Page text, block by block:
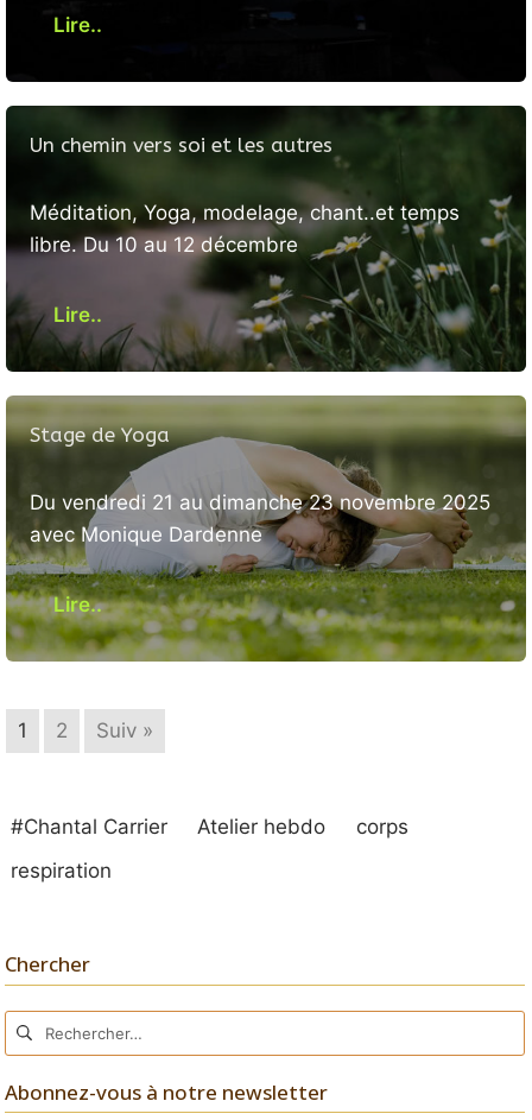
Lire..
Un chemin vers soi et les autres
Méditation, Yoga, modelage, chant..et temps
libre. Du 10 au 12 décembre
Lire..
Stage de Yoga
Du vendredi 21 au dimanche 23 novembre 2025
avec Monique Dardenne
Lire..
1 2 Suiv »
#Chantal Carrier Atelier hebdo
corps
respiration
Chercher
Rechercher :
Abonnez-vous à notre newsletter